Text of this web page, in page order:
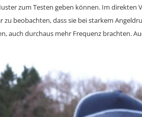
zum Testen geben können. Im direkten
zu beobachten, dass sie bei starkem
auch durchaus mehr Frequenz brachten.